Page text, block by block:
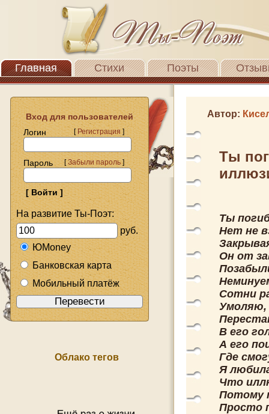
Главная Стихи Поэты
Вход для пользователей
Логин
[Регистрация]
Пароль [Забыли пароль]
На развитие Ты-Поэт:
руб.
ЮMoney
Банковская карта
Мобильный платёж
Облако тегов
Автор:
Ты
Ты
Нет не
Он от
Сотни
Умоляю,
В его
А его
Где
Я
Что
Потому
Просто